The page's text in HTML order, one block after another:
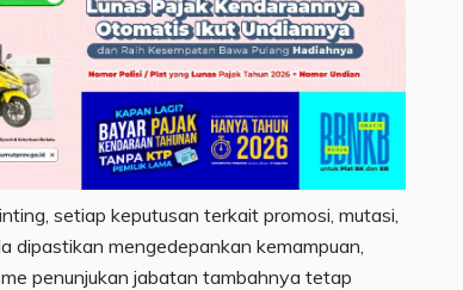
setiap keputusan terkait promosi, mutasi,
dipastikan mengedepankan kemampuan,
penunjukan jabatan tambahnya tetap